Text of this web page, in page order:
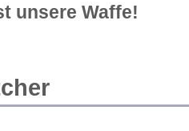
unsere Waffe!